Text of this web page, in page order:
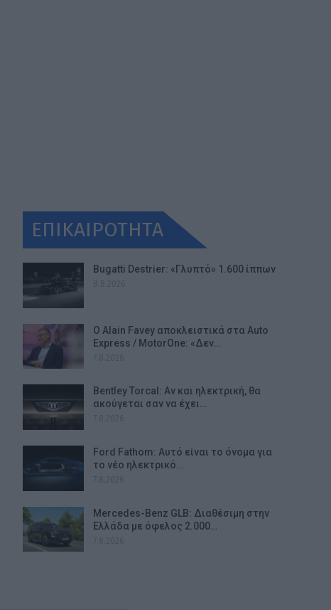
ΕΠΙΚΑΙΡΟΤΗΤΑ
Bugatti Destrier: «Γλυπτό» 1.600 ίππων
Ο Alain Favey αποκλειστικά στα Auto
Express / MotorOne: «Δεν…
Bentley Torcal: Αν και ηλεκτρική, θα
ακούγεται σαν να έχει…
Ford Fathom: Αυτό είναι το όνομα για
το νέο ηλεκτρικό…
Mercedes-Benz GLB: Διαθέσιμη στην
Ελλάδα με όφελος 2.000…